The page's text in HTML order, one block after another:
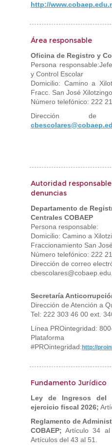
http://
Área responsable
Oficina de Registro y
Persona
y Control Escolar
Domicilio: Camino a
Fracc. San José
Número telefónico: 222
Dirección de
Autoridad
denuncias
Departamento de
Centrales COBAEP
Persona responsable:
Domicilio: Camino a
Fraccionamiento San
Número telefónico: 222
Dirección de correo
Secretaría
Dirección de Atención a
Tel: 222 303 46 00 ext.
Línea PROintegridad:
Plataforma
#PROintegridad: http://
Fundamento Jurídico
Ley de Ingresos del
ejercicio fiscal 2026;
Reglamento de
COBAEP; Artículo 34
Artículos del 43 al 51.